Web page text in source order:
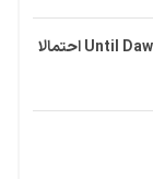
سورپرایز بزرگ برای طرفداران؛ ریمیک Until Dawn احتمالا